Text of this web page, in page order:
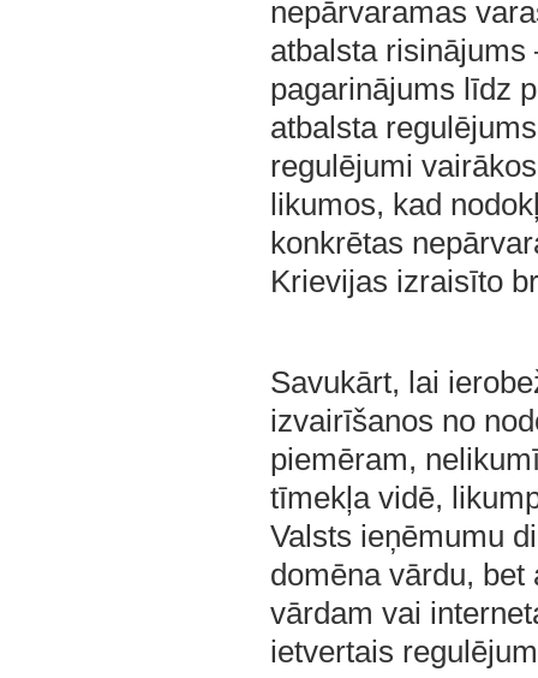
nepārvaramas
atbalsta
pagarinājums līdz
atbalsta
regulējumi
likumos, kad
konkrētas
Krievijas izraisīto
Savukārt, lai
izvairīšanos no
piemēram,
tīmekļa vidē,
Valsts ieņēmumu
domēna vārdu,
vārdam vai
ietvertais